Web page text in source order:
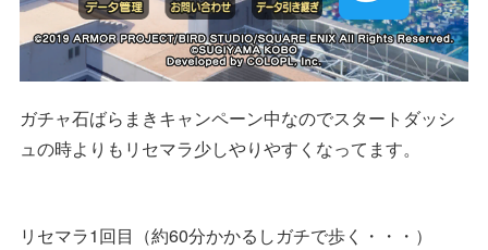
ガチャ石ばらまきキャンペーン中なのでスタートダッシ
ュの時よりもリセマラ少しやりやすくなってます。
リセマラ1回目（約60分かかるしガチで歩く・・・）